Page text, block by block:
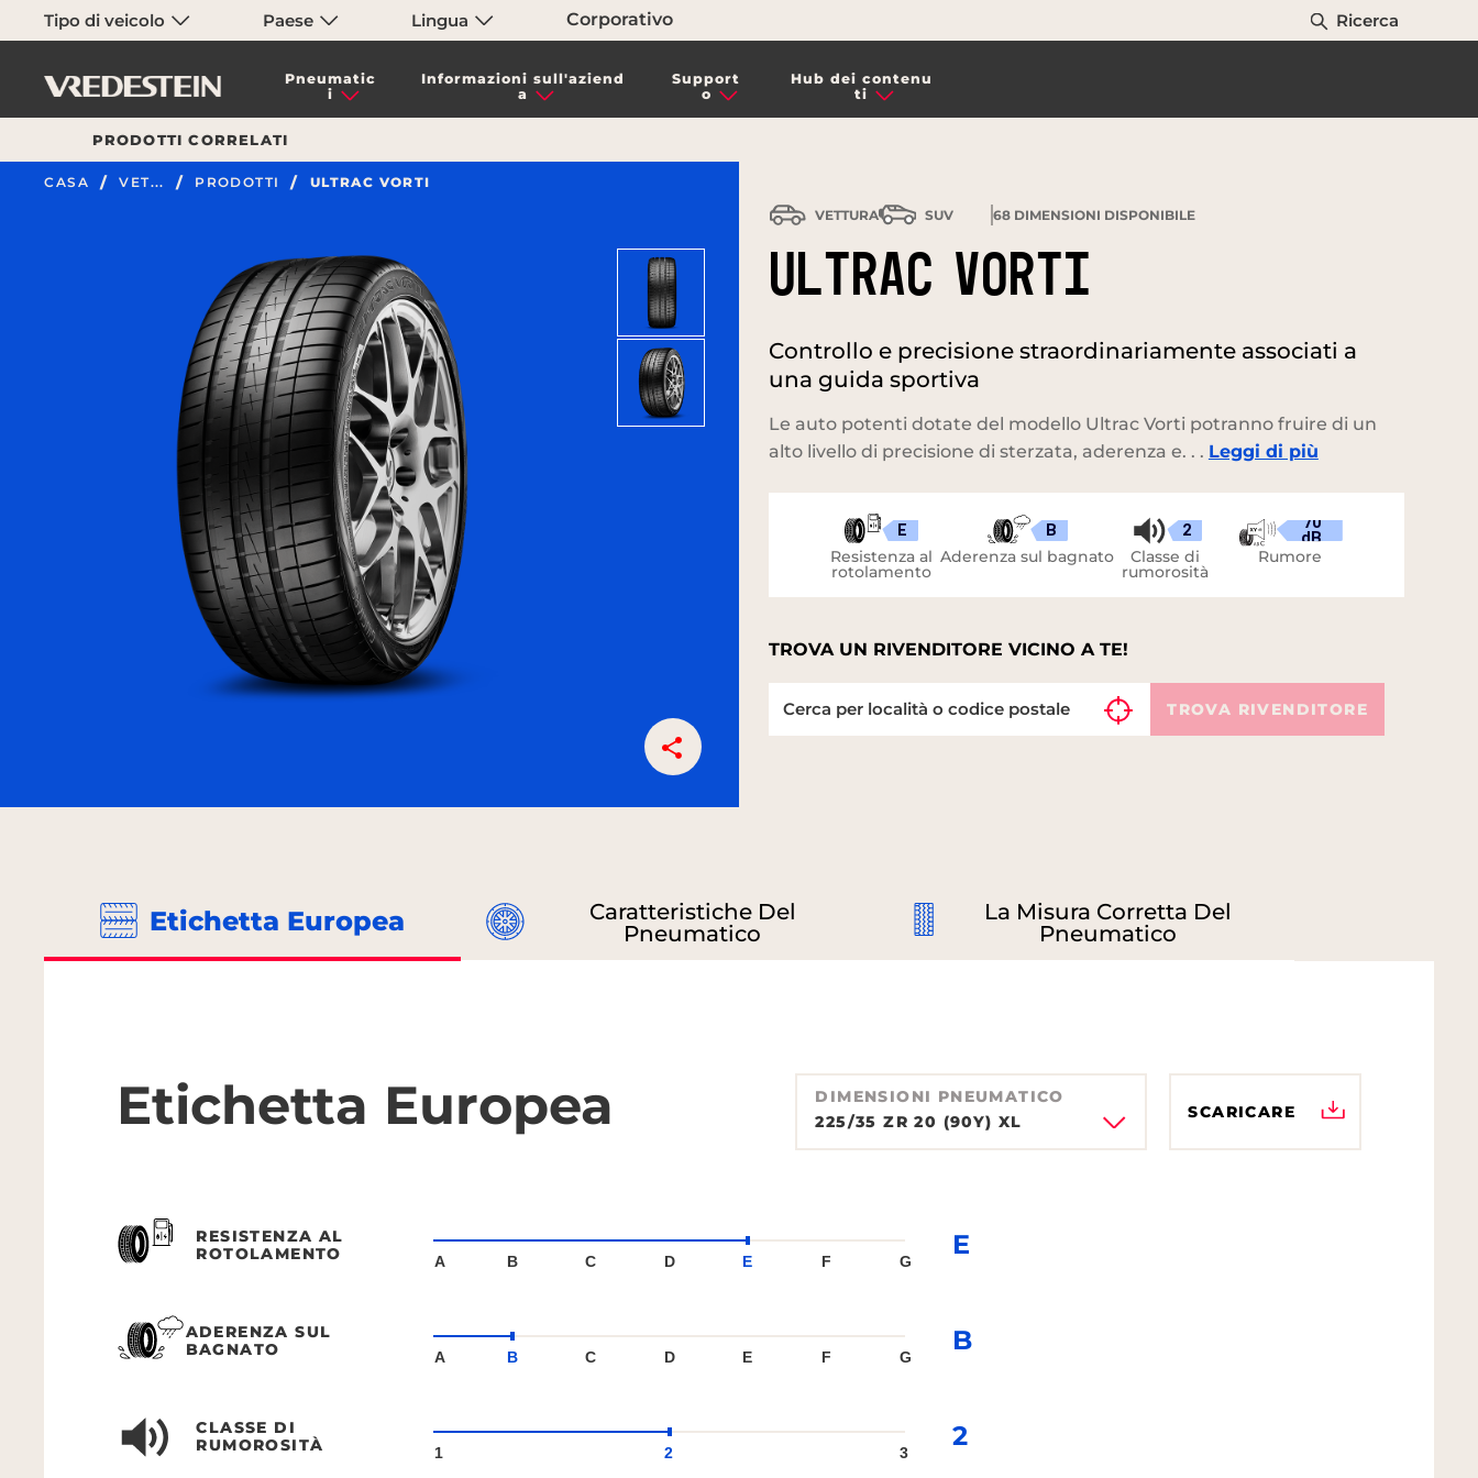
Tipo di veicolo Paese Lingua Corporativo Ricerca
Pneumatic
i
Informazioni sull'aziend
a
Support
o
Hub dei contenu
ti
PRODOTTI CORRELATI
CASA VET... PRODOTTI ULTRAC VORTI
VETTURA SUV 68DIMENSIONI DISPONIBILE
ULTRAC VORTI
Controllo e precisione straordinariamente associati a
una guida sportiva
Le auto potenti dotate del modello Ultrac Vorti potranno fruire di un
alto livello di precisione di sterzata, aderenza e. . . Leggi di più
E
Resistenza al
rotolamento
B
Aderenza sul bagnato
2
Classe di
rumorosità
70
dB
Rumore
TROVA UN RIVENDITORE VICINO A TE!
TROVA RIVENDITORE
Etichetta Europea
Caratteristiche Del
Pneumatico
La Misura Corretta Del
Pneumatico
Etichetta Europea
DIMENSIONI PNEUMATICO
225/35 ZR 20 (90Y) XL
SCARICARE
RESISTENZA AL
ROTOLAMENTO
A B C D E F G
E
ADERENZA SUL
BAGNATO
A B C D E F G
B
CLASSE DI
RUMOROSITÀ
1 2 3
2